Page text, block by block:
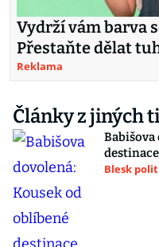
Vydrží vám barva
Přestaňte dělat
Reklama
Články z jiných
Babišova
Blesk